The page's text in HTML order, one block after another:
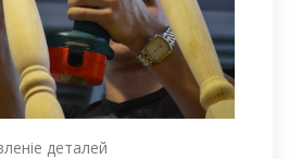
деталей